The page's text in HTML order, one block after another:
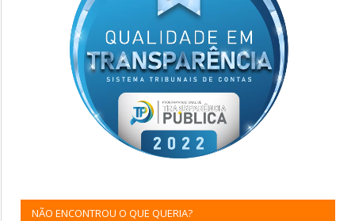
NÃO ENCONTROU O QUE QUERIA?